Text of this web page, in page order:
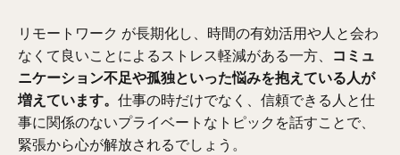
リモートワーク が長期化し、時間の有効活用や人と会わ
なくて良いことによるストレス軽減がある一方、 コミュ
ニケーション不足や孤独といった悩みを抱えている人が
増えています。仕事の時だけでなく、信頼できる人と仕
事に関係のないプライベートなトピックを話すことで、
緊張から心が解放されるでしょう。